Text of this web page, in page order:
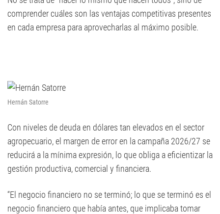
comprender cuáles son las ventajas competitivas presentes
en cada empresa para aprovecharlas al máximo posible.
Hernán Satorre
Con niveles de deuda en dólares tan elevados en el sector
agropecuario, el margen de error en la campaña 2026/27 se
reducirá a la mínima expresión, lo que obliga a eficientizar la
gestión productiva, comercial y financiera.
“El negocio financiero no se terminó; lo que se terminó es el
negocio financiero que había antes, que implicaba tomar